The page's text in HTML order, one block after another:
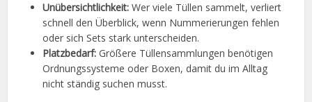
Unübersichtlichkeit: Wer viele Tüllen sammelt, verliert
schnell den Überblick, wenn Nummerierungen fehlen
oder sich Sets stark unterscheiden.
Platzbedarf: Größere Tüllensammlungen benötigen
Ordnungssysteme oder Boxen, damit du im Alltag
nicht ständig suchen musst.